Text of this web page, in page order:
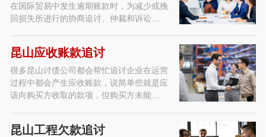
在国际贸易中发生逾期账款时，为减少或挽
回损失所进行的协商追讨、仲裁和诉讼…
昆山应收账款追讨
很多昆山讨债公司都会帮忙追讨企业在运营
过程中都会产生应收账款，说简单些就是应
该向购买方收取的款项，但购买方未能…
昆山工程欠款追讨